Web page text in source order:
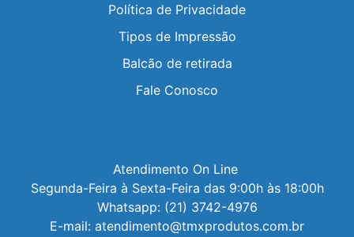
Política de Privacidade
Tipos de Impressão
Balcão de retirada
Fale Conosco
Atendimento On Line
Segunda-Feira à Sexta-Feira das 9:00h às 18:00h
Whatsapp: (21) 3742-4976
E-mail: atendimento@tmxprodutos.com.br